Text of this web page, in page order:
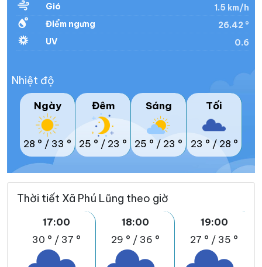
Gió
1.5 km/h
Điểm ngưng
26.42 °
UV
0.6
Nhiệt độ
Ngày
28 ° / 33 °
Đêm
25 ° / 23 °
Sáng
25 ° / 23 °
Tối
23 ° / 28 °
Thời tiết Xã Phú Lũng theo giờ
17:00
30 ° / 37 °
18:00
29 ° / 36 °
19:00
27 ° / 35 °